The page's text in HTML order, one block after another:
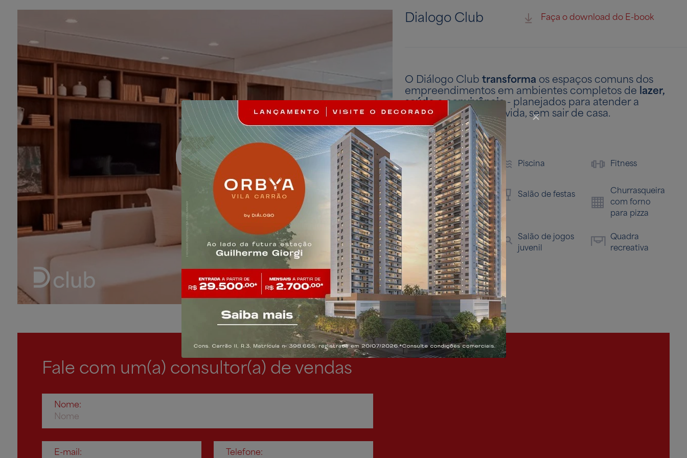
Suíte 3 - 149m²
Banheiro 3 - 149m²
Cozinha - 149m²
Lavanderia - 149m²
Dialogo Club Faça o download do E-book
O Diálogo Clubtransforma os espaços comuns dos
empreendimentos em ambientes completos de lazer,
saúde e convivência- planejados para atender a
diferentes estilos de vida, sem sair de casa.
Hall social Piscina Fitness
Espaço
gourmet
Salão de festas
Churrasqueira
com forno
para pizza
Brinquedoteca
Salão de jogos
juvenil
Quadra
recreativa
Fale com um(a) consultor(a) de vendas
Nome:
E-mail: Telefone: